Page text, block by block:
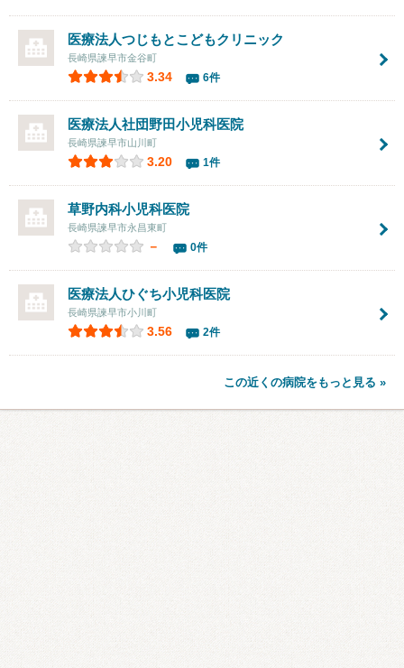
医療法人つじもとこどもクリニック
長崎県諫早市金谷町
3.34 6件
医療法人社団野田小児科医院
長崎県諫早市山川町
3.20 1件
草野内科小児科医院
長崎県諫早市永昌東町
－ 0件
医療法人ひぐち小児科医院
長崎県諫早市小川町
3.56 2件
この近くの病院をもっと見る »